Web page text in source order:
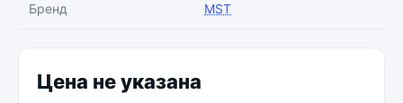
Бренд MST
Цена не указана